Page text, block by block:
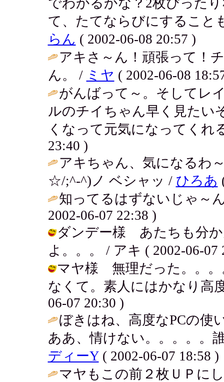
て、たてならびにすること
らん ( 2002-06-08 20:57 )
アキさ～ん！頑張って！
ん。 / ミヤ ( 2002-06-08
がんばって～。そしてレ
ルのチイちゃん早く見たい
くなって元気になってくれ
23:40 )
アキちゃん、気になるわ
☆/;^-^)ノ ベシャッ / ひろあ
知ってるはずないじゃ～
2002-06-07 22:38 )
ダンデー様 あたちも分か
よ。。。 / アキ ( 2002-06-07
マヤ様 無理だった。。。
なくて。素人にはかなり高
06-07 20:30 )
ぼきはね、高度なPCの使
ああ、情けない。。。。。
ディーY( 2002-06-07 18:58 )
マヤもこの前２枚ＵＰに